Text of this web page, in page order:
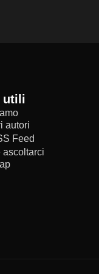
utili
autori
Feed
ascoltarci